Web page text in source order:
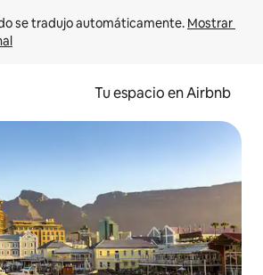
se tradujo automáticamente. Mostrar
Tu espacio en Airbnb